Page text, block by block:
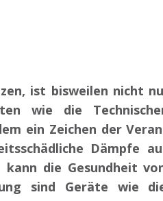
ist bisweilen nicht
wie die
ein Zeichen der
Dämpfe
die Gesundheit
sind Geräte wie